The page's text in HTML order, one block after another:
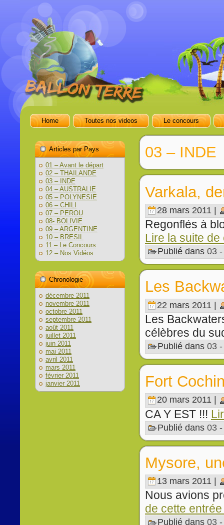
Home Toutes nos videos Le concours
Articles par Pays
01 – Avant le départ
02 – THAILANDE
03 – INDE
04 – AUSTRALIE
05 – POLYNESIE
06 – CHILI
07 – PEROU
08- BOLIVIE
09 – ARGENTINE
10 – BRESIL
11 – Le Concours
12 – Nos Vidéos
Chronologie
décembre 2011
novembre 2011
octobre 2011
septembre 2011
août 2011
juillet 2011
juin 2011
mai 2011
avril 2011
mars 2011
février 2011
janvier 2011
03 – INDE
Varkala,
28 mars 2011 |
Regonflés à
Lire la suite
Publié dans 03
Les
22 mars 2011 |
Les
célèbres du
Publié dans 03
Fort
20 mars 2011 |
CA Y EST !!!
Publié dans 03
Mysore,
13 mars 2011 |
Nous avions
de cette
Publié dans 03